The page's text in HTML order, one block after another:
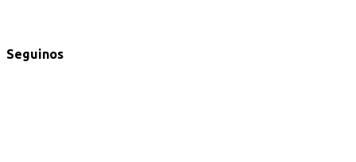
Seguinos